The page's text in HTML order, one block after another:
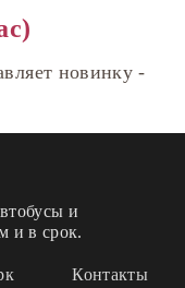
новинку -
и
и в срок.
Контакты